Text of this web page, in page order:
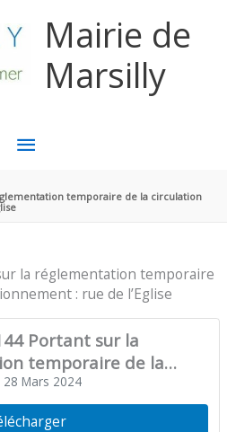
Mairie de
Marsilly
MENU
PRINCIPALtemporaire de la circulation
la réglementation temporaire
: rue de l’Eglise
Portant sur la
temporaire de la
stationnement : rue
28 Mars 2024